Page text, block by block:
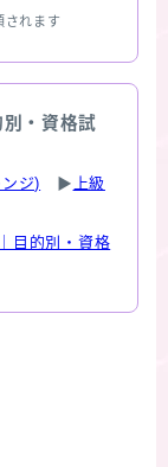
されます
・資格試
ジ) ▶ 上級
目的別・資格